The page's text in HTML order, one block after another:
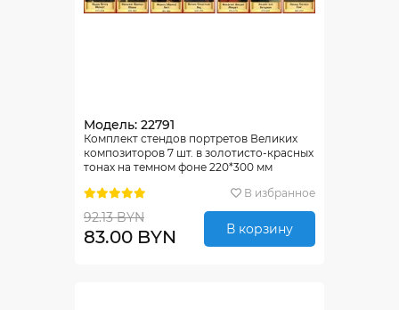
Модель: 22791
Комплект стендов портретов Великих
композиторов 7 шт. в золотисто-красных
тонах на темном фоне 220*300 мм
В избранное
92.13 BYN
83.00 BYN В корзину